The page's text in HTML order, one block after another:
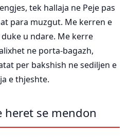
tek hallaja ne Peje pas
para muzgut. Me kerren e
u ndare. Me kerre
ne porta-bagazh,
per bakshish ne sediljen e
e thjeshte.
heret se mendon